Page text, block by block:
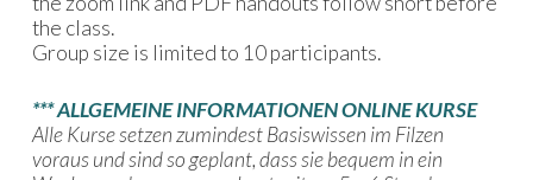
the class.
Group size is limited to 10 participants.
***ALLGEMEINE INFORMATIONEN ONLINE KURSE
Alle Kurse setzen zumindest Basiswissen im Filzen
voraus und sind so geplant, dass sie bequem in ein